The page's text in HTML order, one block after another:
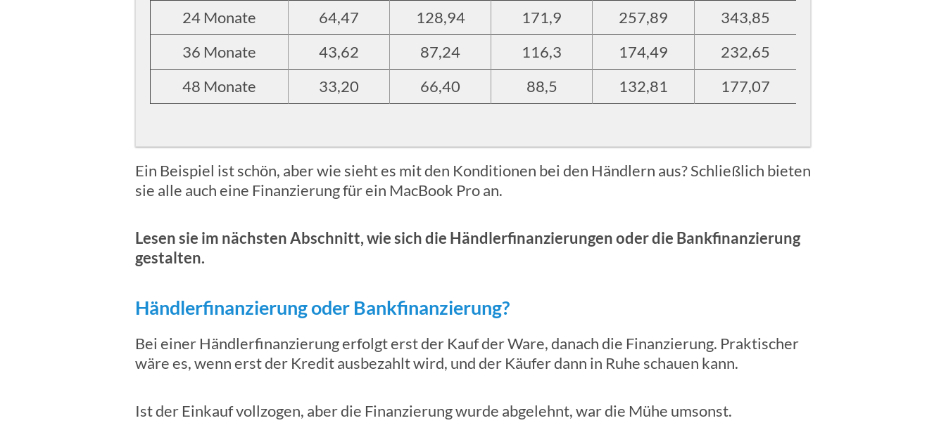
24 Monate
64,47 128,94 171,9 257,89
343,85
36 Monate
43,62 87,24 116,3 174,49
232,65
48 Monate
33,20 66,40 88,5 132,81 177,07
Ein Beispiel ist schön, aber wie sieht es mit den Konditionen bei den Händlern aus? Schließlich bieten
sie alle auch eine Finanzierung für ein MacBook Pro an.
Lesen sie im nächsten Abschnitt, wie sich die Händlerfinanzierungen oder die Bankfinanzierung
gestalten.
Händlerfinanzierung oder Bankfinanzierung?
Bei einer Händlerfinanzierung erfolgt erst der Kauf der Ware, danach die Finanzierung. Praktischer
wäre es, wenn erst der Kredit ausbezahlt wird, und der Käufer dann in Ruhe schauen kann.
Ist der Einkauf vollzogen, aber die Finanzierung wurde abgelehnt, war die Mühe umsonst.